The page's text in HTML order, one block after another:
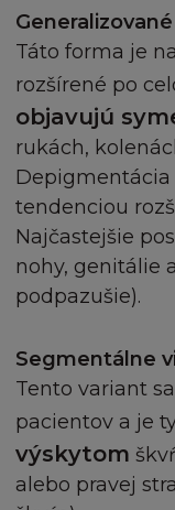
Táto forma je
rozšírené po
objavujú
rukách,
Depigmentácia
tendenciou
Najčastejšie
nohy, genitálie
podpazušie).
Segmentálne
Tento variant
pacientov a je
výskytom
alebo pravej
L´Oréal
způsobenou
L´Oréal
poskytnutý
odpovědný za
dostupnost
používáte při
Tyto
nebo vaše
OMEZENÍ
Berete na
Stránky,
vlastní
Stránkou,